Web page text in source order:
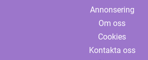
Annonsering
Om oss
Cookies
Kontakta oss